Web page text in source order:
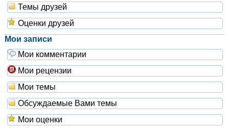
Темы друзей
Оценки друзей
Мои записи
Мои комментарии
Мои рецензии
Мои темы
Обсуждаемые Вами темы
Мои оценки